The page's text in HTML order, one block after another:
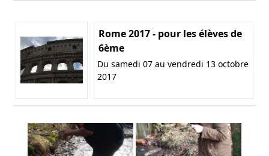
Rome 2017 - pour les élèves de
6ème
Du samedi 07 au vendredi 13 octobre
2017